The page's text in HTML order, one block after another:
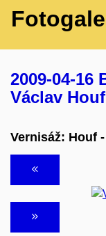
2009-04-16
Václav
Vernisáž: Houf